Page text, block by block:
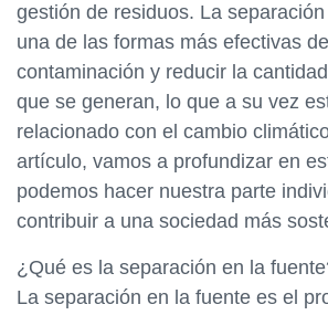
gestión de residuos. La
una de las formas más efectivas
contaminación y reducir la
que se generan, lo que a su vez
relacionado con el cambio
artículo, vamos a profundizar en
podemos hacer nuestra parte
contribuir a una sociedad más
¿Qué es la separación en la
La separación en la fuente es el